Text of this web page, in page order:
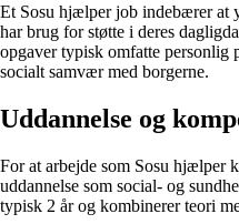
Et Sosu hjælper job indebærer at
har brug for støtte i deres
opgaver typisk omfatte
socialt samvær med borgerne.
Uddannelse og
For at arbejde som Sosu hjælper
uddannelse som social- og
typisk 2 år og kombinerer teori